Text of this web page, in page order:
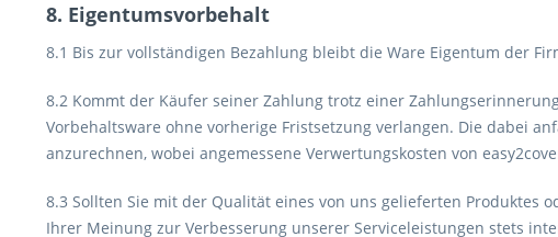
8. Eigentumsvorbehalt
8.1 Bis zur vollständigen Bezahlung bleibt die Ware Eigentum der
8.2 Kommt der Käufer seiner Zahlung trotz einer
Vorbehaltsware ohne vorherige Fristsetzung verlangen. Die dabei
anzurechnen, wobei angemessene Verwertungskosten von
8.3 Sollten Sie mit der Qualität eines von uns gelieferten
Ihrer Meinung zur Verbesserung unserer Serviceleistungen stets